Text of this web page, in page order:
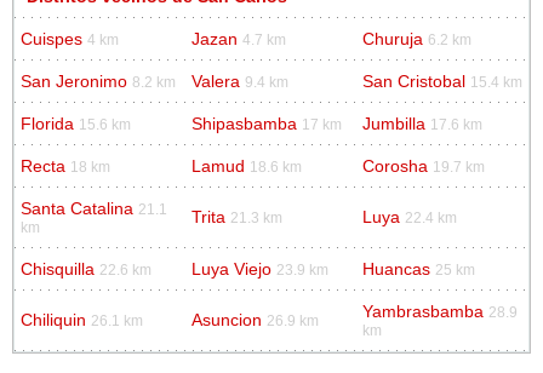
Cuispes 4 km Jazan 4.7 km Churuja 6.2 km
San Jeronimo 8.2 km Valera 9.4 km San Cristobal 15.4 km
Florida 15.6 km Shipasbamba 17 km Jumbilla 17.6 km
Recta 18 km Lamud 18.6 km Corosha 19.7 km
Santa Catalina 21.1
km
Trita 21.3 km Luya 22.4 km
Chisquilla 22.6 km Luya Viejo 23.9 km Huancas 25 km
Chiliquin 26.1 km Asuncion 26.9 km Yambrasbamba 28.9
km